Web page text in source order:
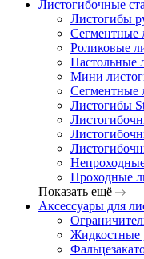
Листогибочные
Листогибы
Сегментные
Роликовые
Настольные
Мини
Сегментные
Листогибы
Проходные
Показать ещё
Аксессуары для
Жидкостные